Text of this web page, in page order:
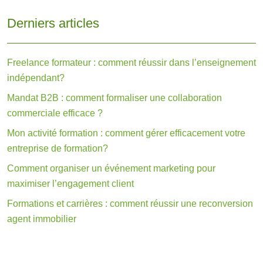
Derniers articles
Freelance formateur : comment réussir dans l’enseignement
indépendant?
Mandat B2B : comment formaliser une collaboration
commerciale efficace ?
Mon activité formation : comment gérer efficacement votre
entreprise de formation?
Comment organiser un événement marketing pour
maximiser l’engagement client
Formations et carrières : comment réussir une reconversion
agent immobilier